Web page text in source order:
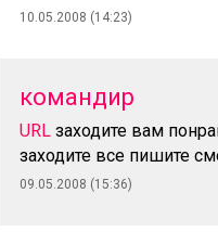
10.05.2008 (14:23)
командир
URL заходите вам
заходите все пишите
09.05.2008 (15:36)